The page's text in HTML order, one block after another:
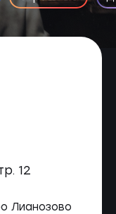
12
Лианозово